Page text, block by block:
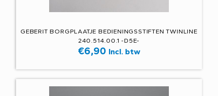
GEBERIT BORGPLAATJE BEDIENINGSSTIFTEN TWINLINE
240.514.00.1 -D5E-
€6,90 Incl. btw